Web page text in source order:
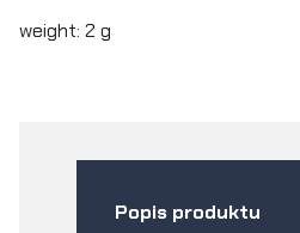
weight: 2 g
Popis produktu